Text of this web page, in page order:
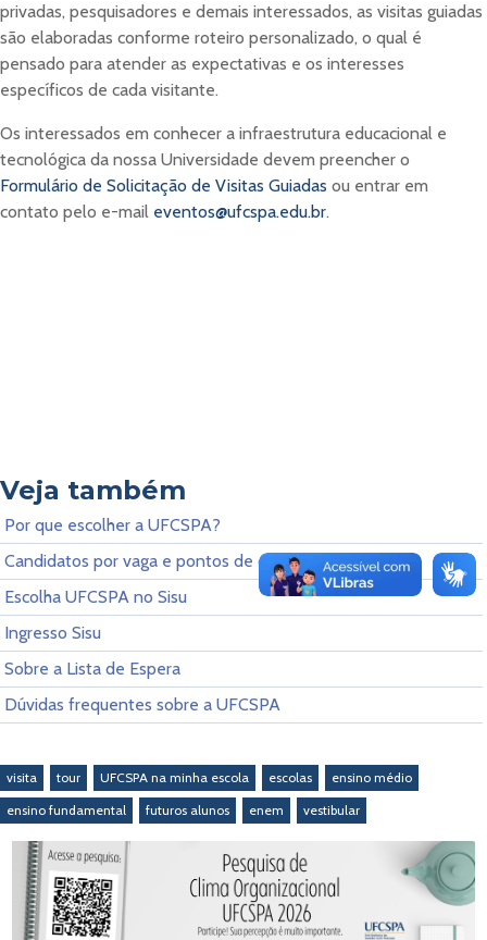
privadas, pesquisadores e demais interessados, as visitas guiadas
são elaboradas conforme roteiro personalizado, o qual é
pensado para atender as expectativas e os interesses
específicos de cada visitante.
Os interessados em conhecer a infraestrutura educacional e
tecnológica da nossa Universidade devem preencher o
Formulário de Solicitação de Visitas Guiadas ou entrar em
contato pelo e-mail eventos@ufcspa.edu.br.
Veja também
Por que escolher a UFCSPA?
Candidatos por vaga e pontos de corte
Escolha UFCSPA no Sisu
Ingresso Sisu
Sobre a Lista de Espera
Dúvidas frequentes sobre a UFCSPA
visita tour UFCSPA na minha escola escolas
ensino médio
ensino fundamental
futuros alunos enem vestibular